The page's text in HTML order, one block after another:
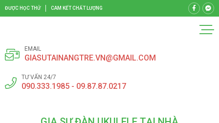
ĐƯỢC HỌC THỬ CAM KẾT CHẤT LƯỢNG
EMAIL
GIASUTAINANGTRE.VN@GMAIL.COM
TƯ VẤN 24/7
090.333.1985 - 09.87.87.0217